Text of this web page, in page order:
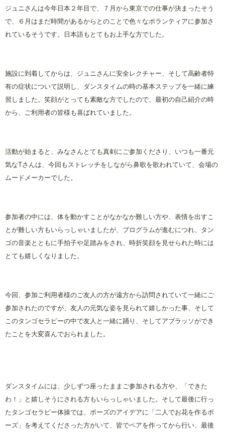
ジュニさんは今年日本２年目で、７月から東京での仕事が決まったそう
で、６月はまだ時間があるからとのことで色々なボランティアに参加さ
れているそうです。日本語もとてもお上手な方でした。
施設に到着してからは、ジュニさんに安全レクチャー、そして高齢者特
有の症状について説明し、ダンスタイムの時の基本ステップを一緒に練
習しました。笑顔がとっても素敵な方でしたので、最初の自己紹介の時
から、ご利用者の皆様も喜ばれていました。
活動が始まると、みなさんとても真剣にご参加くださり、いつも一番元
気なTさんは、今回もストレッチをしながら鼻歌を歌われていて、会場の
ムードメーカーでした。
参加者の中には、体を動かすことがなかなか難しい方や、表情を出すこ
とが難しい方もいらっしゃいましたが、プログラムが進むにつれ、タン
ゴの音楽とともに手拍子や足踏みをされ、時折笑顔を見せられた時には
とても嬉しくなりました。
今回、参加ご利用者様のご友人の方が遠方から訪問されていて一緒にご
参加されたのですが、友人の元気な姿を見られて嬉しかった事、そして
このタンゴセラピーの中で友人と一緒に踊り、そしてアブラッソができ
たことを大変喜んでおられました。
ダンスタイムには、少しずつ座ったままご参加される方や、「できた
わ！」と嬉しそうにされる方もいらっしゃいました。そして最後に行っ
たタンゴセラピー体操では、ポーズのアイデアに「二人でお花を作るポ
ーズ」を考えてくださった方がいて、皆でペアを作ってから行い、最後